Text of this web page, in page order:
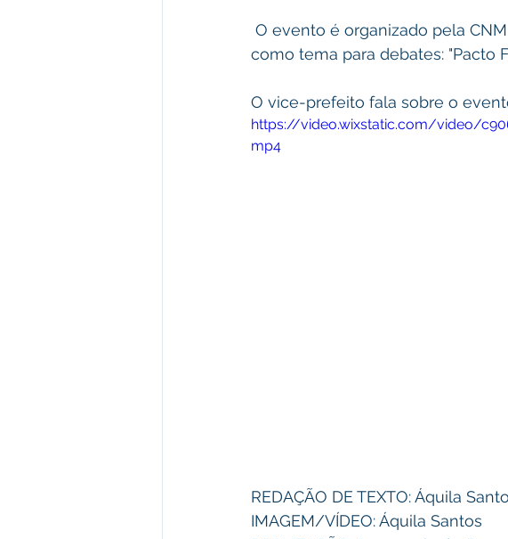
como tema para debates: "Pacto
O vice-prefeito fala sobre o
https://video.wixstatic.com/video/
mp4
REDAÇÃO DE TEXTO: Áquila
IMAGEM/VÍDEO: Áquila Santos